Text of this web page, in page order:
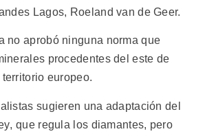
Lagos, Roeland van de Geer.
no aprobó ninguna norma que
procedentes del este de
europeo.
sugieren una adaptación del
que regula los diamantes, pero